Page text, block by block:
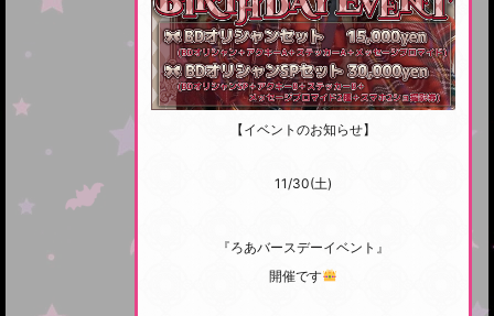
【イベントのお知らせ】
11/30(土)
『ろあバースデーイベント』
開催です